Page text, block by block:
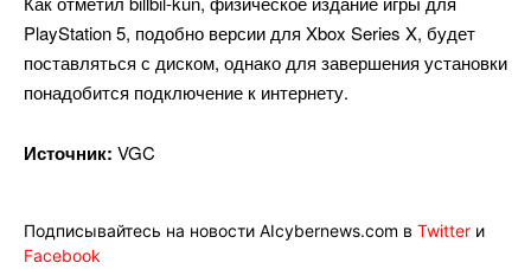
PlayStation 5, подобно версии для Xbox Series X, будет
поставляться с диском, однако для завершения установки
понадобится подключение к интернету.
Источник: VGC
Подписывайтесь на новости AIcybernews.com в Twitter и
Facebook